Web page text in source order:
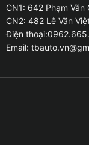
❣ Màn hình
minh, với việc
đó là nhận diện
mang đến cho
CN1: 642 Phạm Văn
CN2: 482 Lê Văn
Điện
Email: